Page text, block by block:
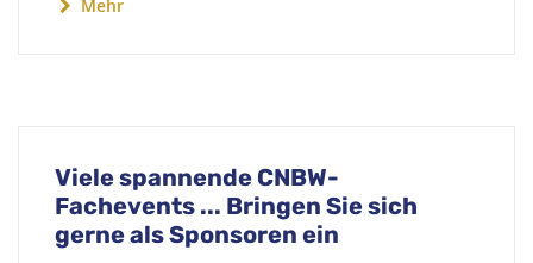
Mehr
Viele spannende CNBW-
Fachevents ... Bringen Sie sich
gerne als Sponsoren ein